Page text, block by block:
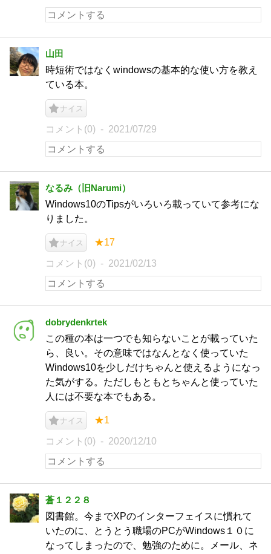
山田
時短術ではなくwindowsの基本的な使い方を教え
ている本。
ナイス
コメント(0) 2021/07/29
なるみ（旧Narumi）
Windows10のTipsがいろいろ載っていて参考にな
りました。
ナイス ★17
コメント(0) 2021/02/13
dobrydenkrtek
この種の本は一つでも知らないことが載っていた
ら、良い。その意味ではなんとなく使っていた
Windows10を少しだけちゃんと使えるようになっ
た気がする。ただしもともとちゃんと使っていた
人には不要な本でもある。
ナイス ★1
コメント(0) 2020/12/10
蒼１２２８
図書館。今までXPのインターフェイスに慣れて
いたのに、とうとう職場のPCがWindows１０に
なってしまったので、勉強のために。メール、ネ